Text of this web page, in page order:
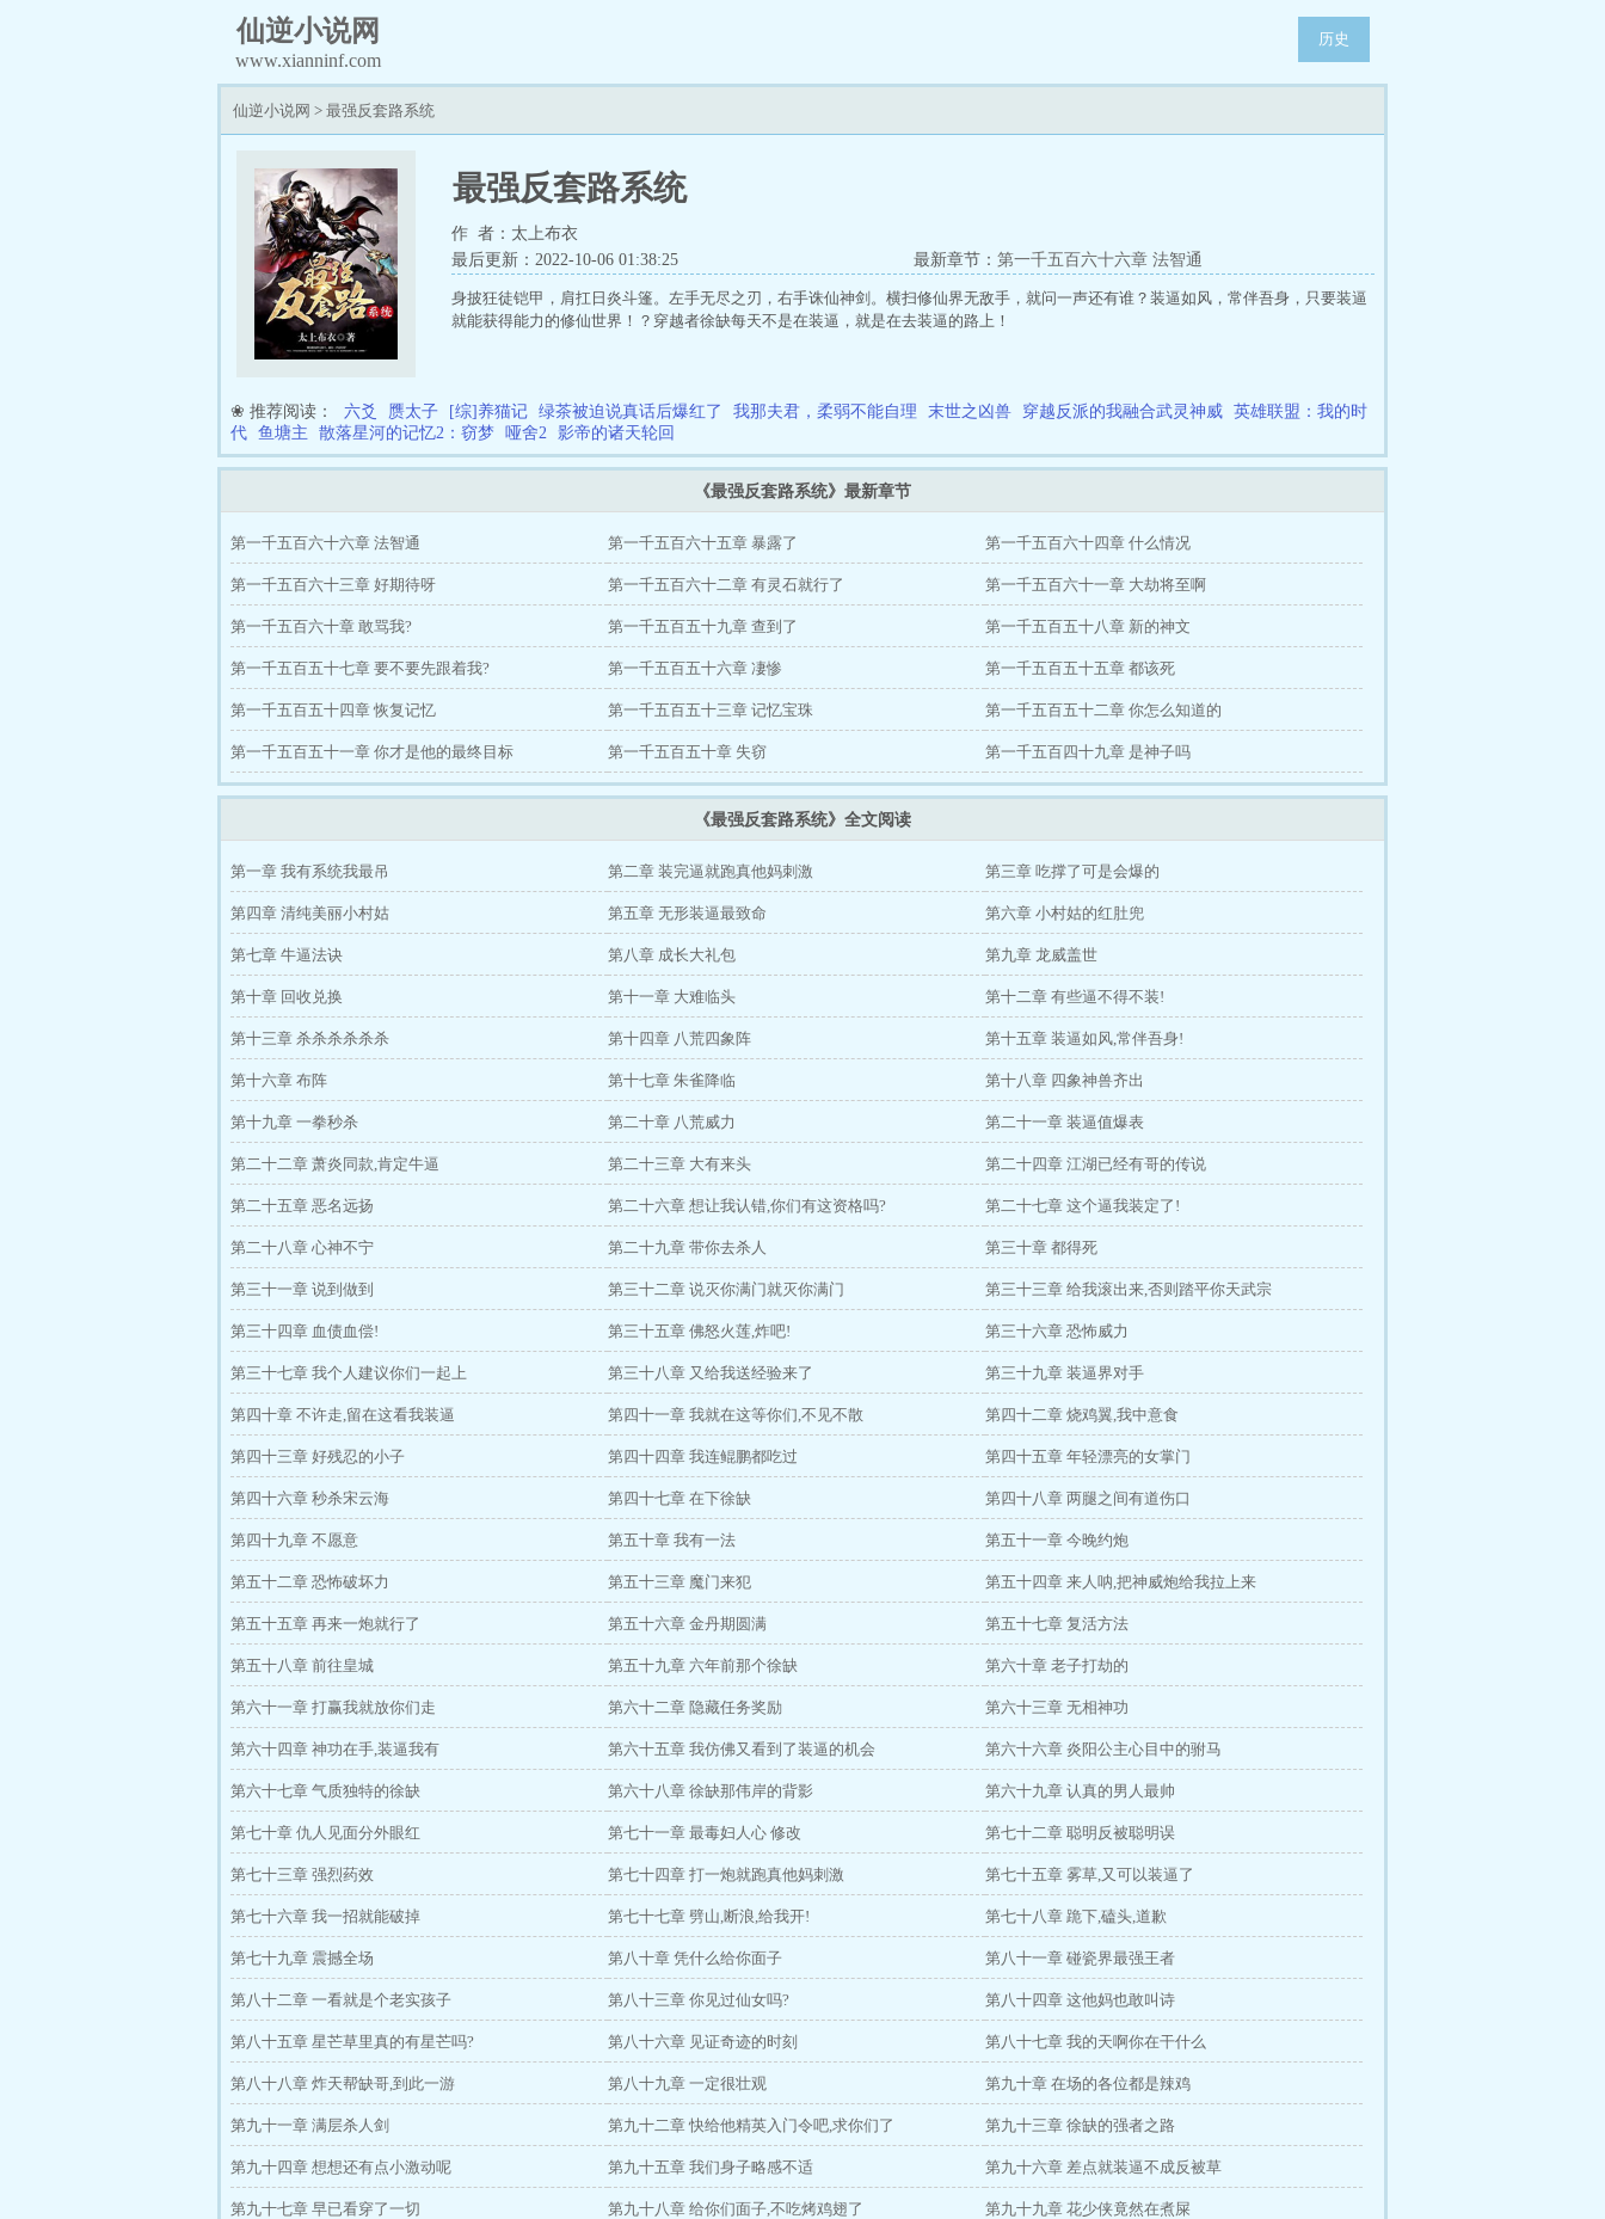
仙逆小说网
www.xianninf.com
历史
仙逆小说网 > 最强反套路系统
最强反套路系统
作 者：太上布衣
最后更新：2022-10-06 01:38:25
最新章节： 第一千五百六十六章 法智通
身披狂徒铠甲，肩扛日炎斗篷。左手无尽之刃，右手诛仙神剑。横扫修仙界无敌手，就问一声还有谁？装逼如风，常伴吾身，只要装逼
就能获得能力的修仙世界！？穿越者徐缺每天不是在装逼，就是在去装逼的路上！
❀ 推荐阅读： 六爻 赝太子 [综]养猫记 绿茶被迫说真话后爆红了 我那夫君，柔弱不能自理 末世之凶兽 穿越反派的我融合武灵神威 英雄联盟：我的时
代 鱼塘主 散落星河的记忆2：窃梦 哑舍2 影帝的诸天轮回
《最强反套路系统》最新章节
第一千五百六十六章 法智通 第一千五百六十五章 暴露了 第一千五百六十四章 什么情况
第一千五百六十三章 好期待呀 第一千五百六十二章 有灵石就行了 第一千五百六十一章 大劫将至啊
第一千五百六十章 敢骂我? 第一千五百五十九章 查到了 第一千五百五十八章 新的神文
第一千五百五十七章 要不要先跟着我? 第一千五百五十六章 凄惨 第一千五百五十五章 都该死
第一千五百五十四章 恢复记忆 第一千五百五十三章 记忆宝珠 第一千五百五十二章 你怎么知道的
第一千五百五十一章 你才是他的最终目标 第一千五百五十章 失窃 第一千五百四十九章 是神子吗
《最强反套路系统》全文阅读
第一章 我有系统我最吊 第二章 装完逼就跑真他妈刺激 第三章 吃撑了可是会爆的
第四章 清纯美丽小村姑 第五章 无形装逼最致命 第六章 小村姑的红肚兜
第七章 牛逼法诀 第八章 成长大礼包 第九章 龙威盖世
第十章 回收兑换 第十一章 大难临头 第十二章 有些逼不得不装!
第十三章 杀杀杀杀杀杀 第十四章 八荒四象阵 第十五章 装逼如风,常伴吾身!
第十六章 布阵 第十七章 朱雀降临 第十八章 四象神兽齐出
第十九章 一拳秒杀 第二十章 八荒威力 第二十一章 装逼值爆表
第二十二章 萧炎同款,肯定牛逼 第二十三章 大有来头 第二十四章 江湖已经有哥的传说
第二十五章 恶名远扬 第二十六章 想让我认错,你们有这资格吗? 第二十七章 这个逼我装定了!
第二十八章 心神不宁 第二十九章 带你去杀人 第三十章 都得死
第三十一章 说到做到 第三十二章 说灭你满门就灭你满门 第三十三章 给我滚出来,否则踏平你天武宗
第三十四章 血债血偿! 第三十五章 佛怒火莲,炸吧! 第三十六章 恐怖威力
第三十七章 我个人建议你们一起上 第三十八章 又给我送经验来了 第三十九章 装逼界对手
第四十章 不许走,留在这看我装逼 第四十一章 我就在这等你们,不见不散 第四十二章 烧鸡翼,我中意食
第四十三章 好残忍的小子 第四十四章 我连鲲鹏都吃过 第四十五章 年轻漂亮的女掌门
第四十六章 秒杀宋云海 第四十七章 在下徐缺 第四十八章 两腿之间有道伤口
第四十九章 不愿意 第五十章 我有一法 第五十一章 今晚约炮
第五十二章 恐怖破坏力 第五十三章 魔门来犯 第五十四章 来人呐,把神威炮给我拉上来
第五十五章 再来一炮就行了 第五十六章 金丹期圆满 第五十七章 复活方法
第五十八章 前往皇城 第五十九章 六年前那个徐缺 第六十章 老子打劫的
第六十一章 打赢我就放你们走 第六十二章 隐藏任务奖励 第六十三章 无相神功
第六十四章 神功在手,装逼我有 第六十五章 我仿佛又看到了装逼的机会 第六十六章 炎阳公主心目中的驸马
第六十七章 气质独特的徐缺 第六十八章 徐缺那伟岸的背影 第六十九章 认真的男人最帅
第七十章 仇人见面分外眼红 第七十一章 最毒妇人心 修改 第七十二章 聪明反被聪明误
第七十三章 强烈药效 第七十四章 打一炮就跑真他妈刺激 第七十五章 雾草,又可以装逼了
第七十六章 我一招就能破掉 第七十七章 劈山,断浪,给我开! 第七十八章 跪下,磕头,道歉
第七十九章 震撼全场 第八十章 凭什么给你面子 第八十一章 碰瓷界最强王者
第八十二章 一看就是个老实孩子 第八十三章 你见过仙女吗? 第八十四章 这他妈也敢叫诗
第八十五章 星芒草里真的有星芒吗? 第八十六章 见证奇迹的时刻 第八十七章 我的天啊你在干什么
第八十八章 炸天帮缺哥,到此一游 第八十九章 一定很壮观 第九十章 在场的各位都是辣鸡
第九十一章 满层杀人剑 第九十二章 快给他精英入门令吧,求你们了 第九十三章 徐缺的强者之路
第九十四章 想想还有点小激动呢 第九十五章 我们身子略感不适 第九十六章 差点就装逼不成反被草
第九十七章 早已看穿了一切 第九十八章 给你们面子,不吃烤鸡翅了 第九十九章 花少侠竟然在煮屎